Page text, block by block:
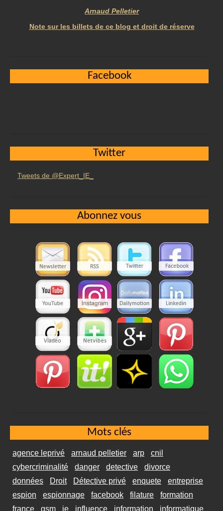
Arnaud Pelletier
Note sur les billets de ce blog et droit de réserve
Facebook
Twitter
Tweets de @Expert_IE_
Abonnez vous
Mots clés
agence leprivé arnaud pelletier arp
cnil
cybercriminalité
danger detective
divorce
données
Droit Détective privé enquete
entreprise
espion
espionnage facebook filature
formation
france
gsm ie influence information informatique